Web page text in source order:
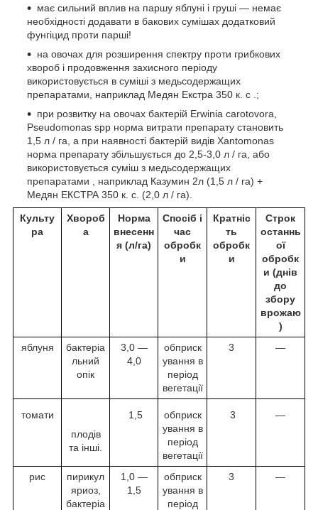
має сильний вплив на паршу яблуні і груші — немає
необхідності додавати в бакових сумішах додатковий
фунгіцид проти парші!
на овочах для розширення спектру проти грибкових
хвороб і продовження захисного періоду
використовується в суміші з медьсодержащих
препаратами, наприклад Медян Екстра 350 к. с .;
при розвитку на овочах бактерій Erwinia carotovora,
Pseudomonas spp норма витрати препарату становить
1,5 л / га, а при наявності бактерій видів Xantomonas
норма препарату збільшується до 2,5-3,0 л / га, або
використовується суміш з медьсодержащих
препаратами , наприклад Казумин 2л (1,5 л / га) +
Медян ЕКСТРА 350 к. с. (2,0 л / га).
Культу
ра
Хвороб
а
Норма
внесенн
я (л/га)
Спосіб і
час
обробк
и
Кратніс
ть
обробк
и
Строк
останнь
ої
обробк
и (днів
до
збору
врожаю
)
яблуня
бактеріа
льний
опік
3,0 —
4,0
обприск
ування в
період
вегетації
3 —
томати
плодів
та інші.
1,5
обприск
ування в
період
вегетації
3 —
рис
пирикул
яриоз,
бактеріа
1,0 —
1,5
обприск
ування в
період
3 —